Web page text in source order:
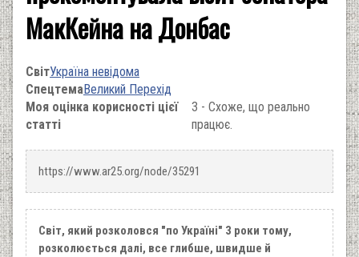
МакКейна на Донбас
СвітУкраїна невідома
СпецтемаВеликий Перехід
Моя оцінка корисності цієї
статті
3 - Схоже, що реально
працює.
https://www.ar25.org/node/35291
Світ, який розколовся "по Україні" 3 роки тому,
розколюється далі, все глибше, швидше й